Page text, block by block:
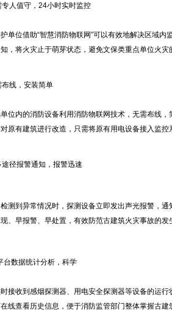
人值守，24小时实时监控
单位借助“智慧消防物联网”可以有效地解决区域
，将火灾止于萌芽状态，避免文保类重点单位火灾
线，安装简单
位内的消防设备利用消防物联网技术，无需布线
原有建筑进行改造，只需将原有用电设备接入监控
径报警通知，报警迅速
到异常情况时，探测设备立即发出声光报警，通
、早报警、早处置，有效防范古建筑火灾事故的发
台数据统计分析，科学
接收到感烟探测器、用电安全探测器等设备的运
线查看历史信息，便于消防监管部门整体掌握古建